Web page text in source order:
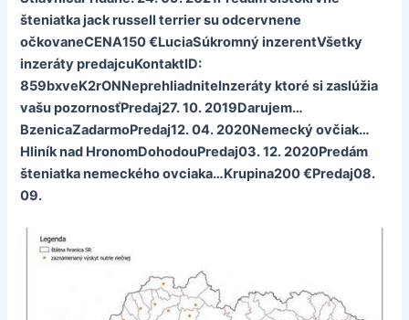
šteniatka jack russell terrier su odcervnene
očkovaneCENA150 €LuciaSúkromný inzerentVšetky
inzeráty predajcuKontaktID:
859bxveK2rONNeprehliadniteInzeráty ktoré si zaslúžia
vašu pozornosťPredaj27. 10. 2019Darujem…
BzenicaZadarmoPredaj12. 04. 2020Nemecký ovčiak…
Hliník nad HronomDohodouPredaj03. 12. 2020Predám
šteniatka nemeckého ovciaka…Krupina200 €Predaj08.
09.